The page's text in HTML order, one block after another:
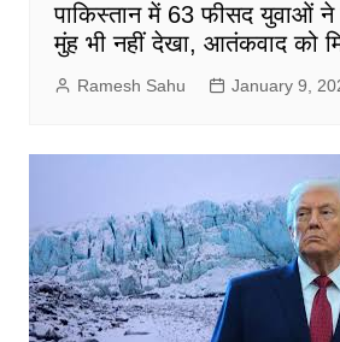
पाकिस्तान में 63 फीसद युवाओं
मुंह भी नहीं देखा, आतंकवाद को
Ramesh Sahu January 9,